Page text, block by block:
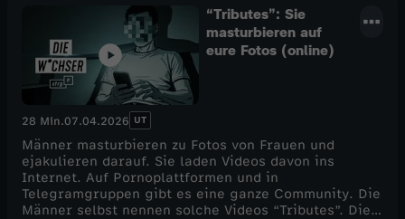
Reporter*innen up gehen dieser Frage nach. Dafür
sprechen sie mit Ex-Mitgliedern, mit jungen
Männern, die die Hells Angels feiern, und mit einem
Mann, der mithilfe der Hells Angels Millionen
verdient haben soll.
“Tributes”: Sie
masturbieren auf
eure Fotos (online)
28 Min.07.04.2026 UT
Männer masturbieren zu Fotos von Frauen und
ejakulieren darauf. Sie laden Videos davon ins
Internet. Auf Pornoplattformen und in
Telegramgruppen gibt es eine ganze Community. Die
Männer selbst nennen solche Videos “Tributes”. Die